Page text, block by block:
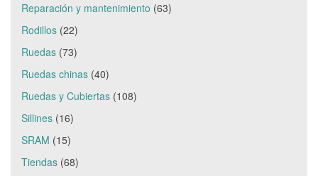
Reparación y mantenimiento (63)
Rodillos (22)
Ruedas (73)
Ruedas chinas (40)
Ruedas y Cubiertas (108)
Sillines (16)
SRAM (15)
Tiendas (68)